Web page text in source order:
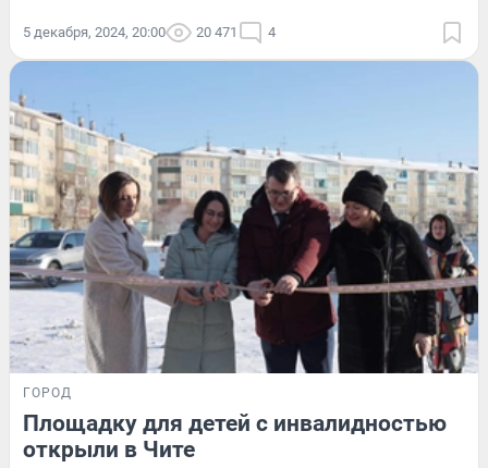
5 декабря, 2024, 20:00 20 471 4
ГОРОД
Площадку для детей с инвалидностью
открыли в Чите